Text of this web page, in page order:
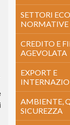
SETTORI
NORMATIVE
CREDITO E
AGEVOLATA
EXPORT E
AMBIENTE,
SICUREZZA